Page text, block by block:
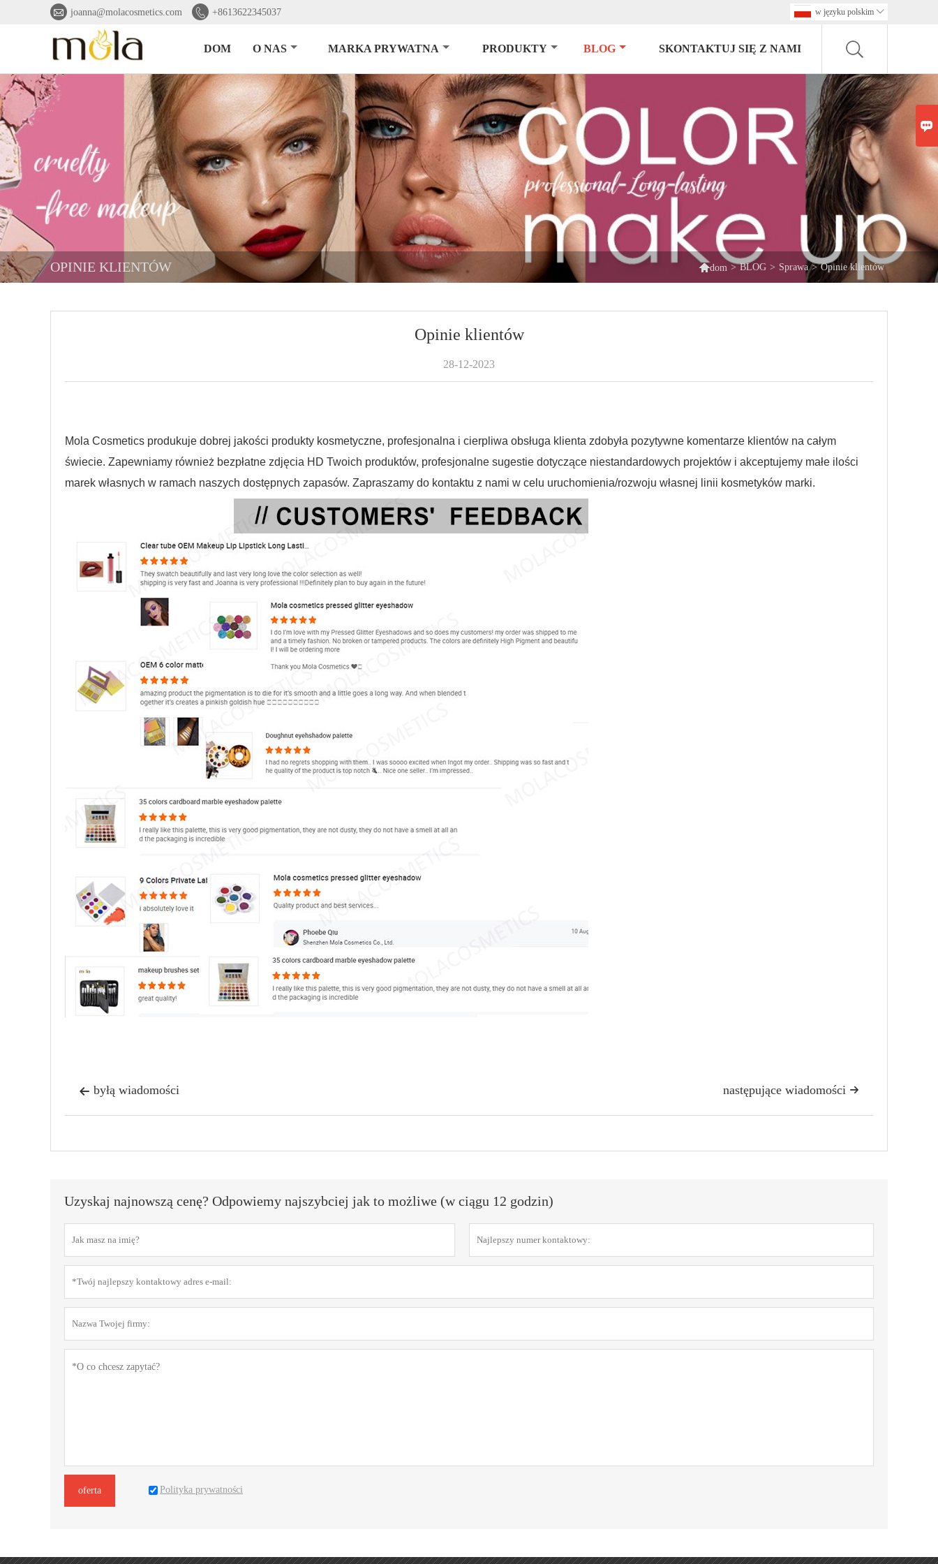
 joanna@molacosmetics.com  +8613622345037 w języku polskim 
DOM O NAS MARKA PRYWATNA PRODUKTY BLOG SKONTAKTUJ SIĘ Z NAMI
OPINIE KLIENTÓW dom > BLOG > Sprawa > Opinie klientów
Opinie klientów
28-12-2023
Mola Cosmetics produkuje dobrej jakości produkty kosmetyczne, profesjonalna i cierpliwa obsługa klienta zdobyła pozytywne komentarze klientów na całym
świecie. Zapewniamy również bezpłatne zdjęcia HD Twoich produktów, profesjonalne sugestie dotyczące niestandardowych projektów i akceptujemy małe ilości
marek własnych w ramach naszych dostępnych zapasów. Zapraszamy do kontaktu z nami w celu uruchomienia/rozwoju własnej linii kosmetyków marki.
 byłą wiadomości 
następujące wiadomości
Uzyskaj najnowszą cenę? Odpowiemy najszybciej jak to możliwe (w ciągu 12 godzin)
oferta Polityka prywatności
